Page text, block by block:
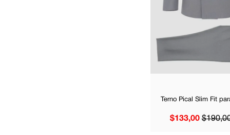
Terno Pical Slim Fit
$133,00 $190,